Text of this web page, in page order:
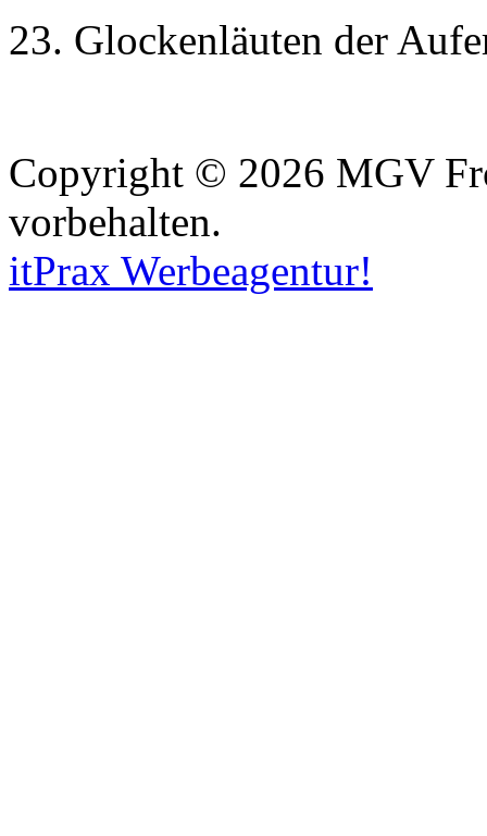
23. Glockenläuten der
Copyright © 2026 MGV
vorbehalten.
itPrax Werbeagentur!